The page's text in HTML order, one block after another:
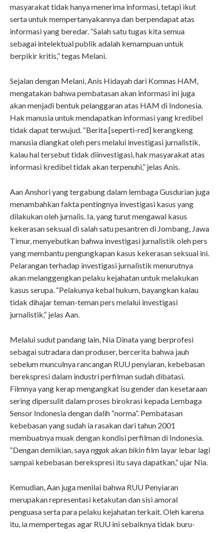
masyarakat tidak hanya menerima informasi, tetapi ikut
serta untuk mempertanyakannya dan berpendapat atas
informasi yang beredar. “Salah satu tugas kita semua
sebagai intelektual publik adalah kemampuan untuk
berpikir kritis,” tegas Melani.
Sejalan dengan Melani, Anis Hidayah dari Komnas HAM,
mengatakan bahwa pembatasan akan informasi ini juga
akan menjadi bentuk pelanggaran atas HAM di Indonesia.
Hak manusia untuk mendapatkan informasi yang kredibel
tidak dapat terwujud. “Berita [seperti-red] kerangkeng
manusia diangkat oleh pers melalui investigasi jurnalistik,
kalau hal tersebut tidak diinvestigasi, hak masyarakat atas
informasi kredibel tidak akan terpenuhi,” jelas Anis.
Aan Anshori yang tergabung dalam lembaga Gusdurian juga
menambahkan fakta pentingnya investigasi kasus yang
dilakukan oleh jurnalis. Ia, yang turut mengawal kasus
kekerasan seksual di salah satu pesantren di Jombang, Jawa
Timur, menyebutkan bahwa investigasi jurnalistik oleh pers
yang membantu pengungkapan kasus kekerasan seksual ini.
Pelarangan terhadap investigasi jurnalistik menurutnya
akan melanggengkan pelaku kejahatan untuk melakukan
kasus serupa. “Pelakunya kebal hukum, bayangkan kalau
tidak dihajar teman-teman pers melalui investigasi
jurnalistik,” jelas Aan.
Melalui sudut pandang lain, Nia Dinata yang berprofesi
sebagai sutradara dan produser, bercerita bahwa jauh
sebelum munculnya rancangan RUU penyiaran, kebebasan
berekspresi dalam industri perfilman sudah dibatasi.
Filmnya yang kerap mengangkat isu gender dan kesetaraan
sering dipersulit dalam proses birokrasi kepada Lembaga
Sensor Indonesia dengan dalih “norma”. Pembatasan
kebebasan yang sudah ia rasakan dari tahun 2001
membuatnya muak dengan kondisi perfilman di Indonesia.
“Dengan demikian, sayanggakakanbikinfilm layar lebar lagi
sampai kebebasan berekspresi itu saya dapatkan,” ujar Nia.
Kemudian, Aan juga menilai bahwa RUU Penyiaran
merupakan representasi ketakutan dan sisi amoral
penguasa serta para pelaku kejahatan terkait. Oleh karena
itu, ia mempertegas agar RUU ini sebaiknya tidak buru-